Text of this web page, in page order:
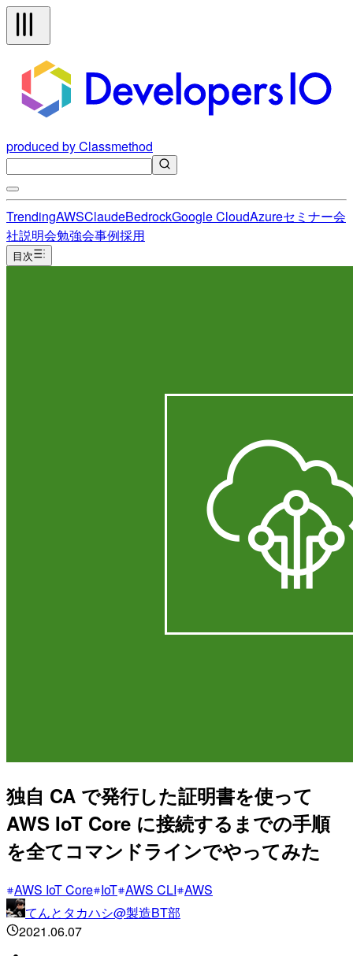
produced by Classmethod
TrendingAWSClaudeBedrockGoogle CloudAzureセミナー会
社説明会勉強会事例採用
目次
独自 CA で発行した証明書を使って
AWS IoT Core に接続するまでの手順
を全てコマンドラインでやってみた
AWS IoT Core IoT AWS CLI AWS
てんとタカハシ@製造BT部
2021.06.07